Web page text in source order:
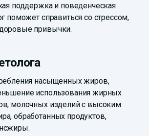
поддержка и поведенческая
поможет справиться со стрессом,
привычки.
насыщенных жиров,
использования жирных
молочных изделий с высоким
обработанных продуктов,